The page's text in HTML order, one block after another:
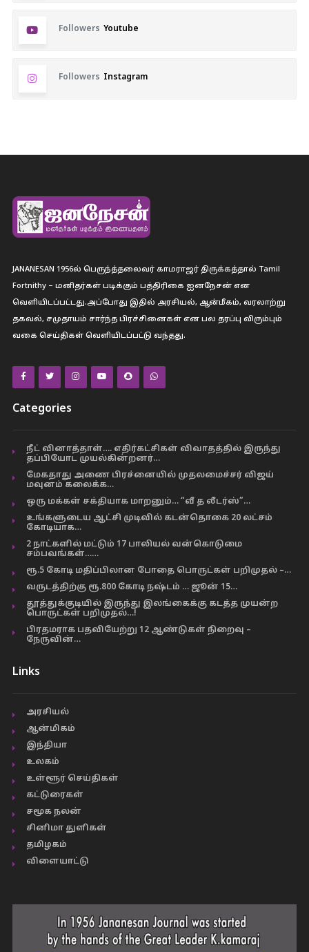
Followers Youtube
Followers Instagram
JANANESAN 1956ல் பெருந்த்தலைவர் காமராஜர் திருக்கத்தால் Tamil
Fortnithy – மனிதர்கள் படிக்கும் பத்திரிகை ஐனநேசன் என
வெளியிடப்பட்டது.அப்போது இதில் அரசியல், ஆன்மீகம், வரலாற்று
தகவல், சமுதாயம் சார்ந்த பிரச்சினைகள் என பல தரப்பு விரும்பும்
வகை செய்திகள் வெளியிடப்பட்டு வந்தது.
Categories
நீட் வினாத்தாள்…. எதிர்கட்சிகள் விவாதத்தில் இருந்து
தப்பியோட முயல்கின்றனர்…
மேகதாது அணை பிரச்னையில் முதலமைச்சர் விஜய்
மவுனம் கலைக்க…
ஒரு மக்கள் சக்தியாக மாறனும்… “வீ த லீடர்ஸ்”…
உங்களுடைய ஆட்சி முடிவில் கடன்தொகை 20 லட்சம்
கோடியாக…
2 நாட்களில் மட்டும் 17 பாலியல் வன்கொடுமை
சம்பவங்கள்……
ரூ.5 கோடி மதிப்பிலான போதை பொருட்கள் பறிமுதல் –…
வருடத்திற்கு ரூ.800 கோடி நஷ்டம் … ஜூன் 15…
தூத்துக்குடியில் இருந்து இலங்கைக்கு கடத்த முயன்ற
பொருட்கள் பறிமுதல்…!
பிரதமராக பதவியேற்று 12 ஆண்டுகள் நிறைவு –
நேருவின்…
Links
அரசியல்
ஆன்மிகம்
இந்தியா
உலகம்
உள்ளூர் செய்திகள்
கட்டுரைகள்
சமூக நலன்
சினிமா துளிகள்
தமிழகம்
விளையாட்டு